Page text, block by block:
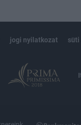
jogi nyilatkozat süti